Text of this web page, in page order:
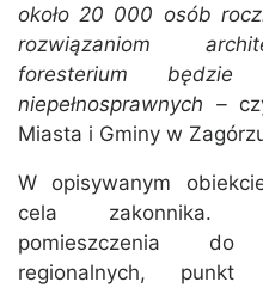
około 20 000 osób
rozwiązaniom
foresterium
niepełnosprawnych –
Miasta i Gminy w
W opisywanym
cela zakonnika.
pomieszczenia
regionalnych, punkt